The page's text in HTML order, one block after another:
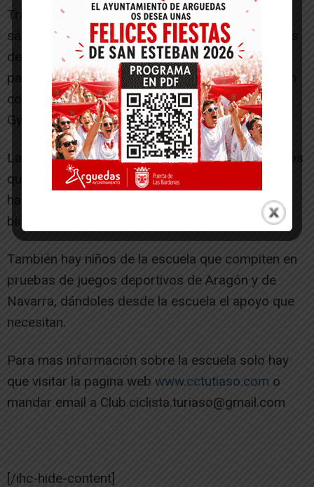
Tras varias salidas, los jóvenes este pasado
sábado, tras una breve salida por los alrededores
de la localidad celebraron una pequeña gymkana
para que los chicos que desean competir puedan
conocer los obstáculos que les ponen en las
Gymkanas de las carreras
La escuela se creo para poder enseñar a los niños
que lo desearan los parajes de los alrededores
haciendo deporte, enseñarles mecánica de sus
bicicletas y seguridad vial.
También hay niños de la escuela que compiten en
pruebas de juegos deportivos de Aragón y de
Navarra, dándoles desde la escuela el apoyo que
necesitan.
Para mas información sobre la escuela solo hay
que visitar la pagina web www.cctutiaso.com o
mandar email a Club.ciclista.turiaso@gmail.com
[/ihc-hide-content]